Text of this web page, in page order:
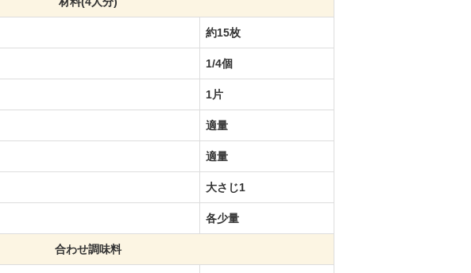
約15枚
1/4個
1片
適量
適量
大さじ1
各少量
合わせ調味料